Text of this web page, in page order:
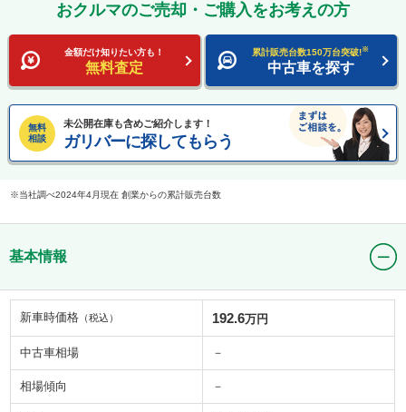
おクルマのご売却・ご購入をお考えの方
金額だけ知りたい方も！
無料査定
累計販売台数150万台突破!※
中古車を探す
無料
相談
未公開在庫も含めご紹介します！
ガリバーに探してもらう
当社調べ2024年4月現在 創業からの累計販売台数
基本情報
新車時価格 （税込） 192.6万円
中古車相場 －
相場傾向 －